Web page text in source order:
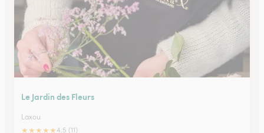
Le Jardin des Fleurs
Laxou
★★★★★4.5 (11)